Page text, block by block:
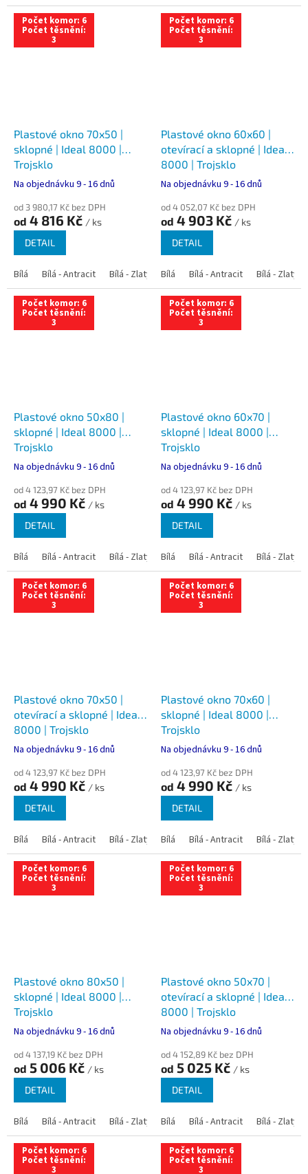
Počet komor: 6
Počet těsnění:
3
Plastové okno 70x50 |
sklopné | Ideal 8000 |
Trojsklo
Na objednávku 9 - 16 dnů
od 3 980,17 Kč bez DPH
od 4 816 Kč / ks
DETAIL
Bílá Bílá - Antracit Bílá - Zlatý dub Bílá - Tmavý dub Bílá -
Počet komor: 6
Počet těsnění:
3
Plastové okno 60x60 |
otevírací a sklopné | Ideal
8000 | Trojsklo
Na objednávku 9 - 16 dnů
od 4 052,07 Kč bez DPH
od 4 903 Kč / ks
DETAIL
Bílá Bílá - Antracit Bílá - Zlatý
Počet komor: 6
Počet těsnění:
3
Plastové okno 50x80 |
sklopné | Ideal 8000 |
Trojsklo
Na objednávku 9 - 16 dnů
od 4 123,97 Kč bez DPH
od 4 990 Kč / ks
DETAIL
Bílá Bílá - Antracit Bílá - Zlatý dub Bílá - Tmavý dub Bílá -
Počet komor: 6
Počet těsnění:
3
Plastové okno 60x70 |
sklopné | Ideal 8000 |
Trojsklo
Na objednávku 9 - 16 dnů
od 4 123,97 Kč bez DPH
od 4 990 Kč / ks
DETAIL
Bílá Bílá - Antracit Bílá - Zlatý
Počet komor: 6
Počet těsnění:
3
Plastové okno 70x50 |
otevírací a sklopné | Ideal
8000 | Trojsklo
Na objednávku 9 - 16 dnů
od 4 123,97 Kč bez DPH
od 4 990 Kč / ks
DETAIL
Bílá Bílá - Antracit Bílá - Zlatý dub Bílá - Tmavý dub Bílá -
Počet komor: 6
Počet těsnění:
3
Plastové okno 70x60 |
sklopné | Ideal 8000 |
Trojsklo
Na objednávku 9 - 16 dnů
od 4 123,97 Kč bez DPH
od 4 990 Kč / ks
DETAIL
Bílá Bílá - Antracit Bílá - Zlatý
Počet komor: 6
Počet těsnění:
3
Plastové okno 80x50 |
sklopné | Ideal 8000 |
Trojsklo
Na objednávku 9 - 16 dnů
od 4 137,19 Kč bez DPH
od 5 006 Kč / ks
DETAIL
Bílá Bílá - Antracit Bílá - Zlatý dub Bílá - Tmavý dub Bílá -
Počet komor: 6
Počet těsnění:
3
Plastové okno 50x70 |
otevírací a sklopné | Ideal
8000 | Trojsklo
Na objednávku 9 - 16 dnů
od 4 152,89 Kč bez DPH
od 5 025 Kč / ks
DETAIL
Bílá Bílá - Antracit Bílá - Zlatý
Počet komor: 6
Počet těsnění:
3
Počet komor: 6
Počet těsnění:
3